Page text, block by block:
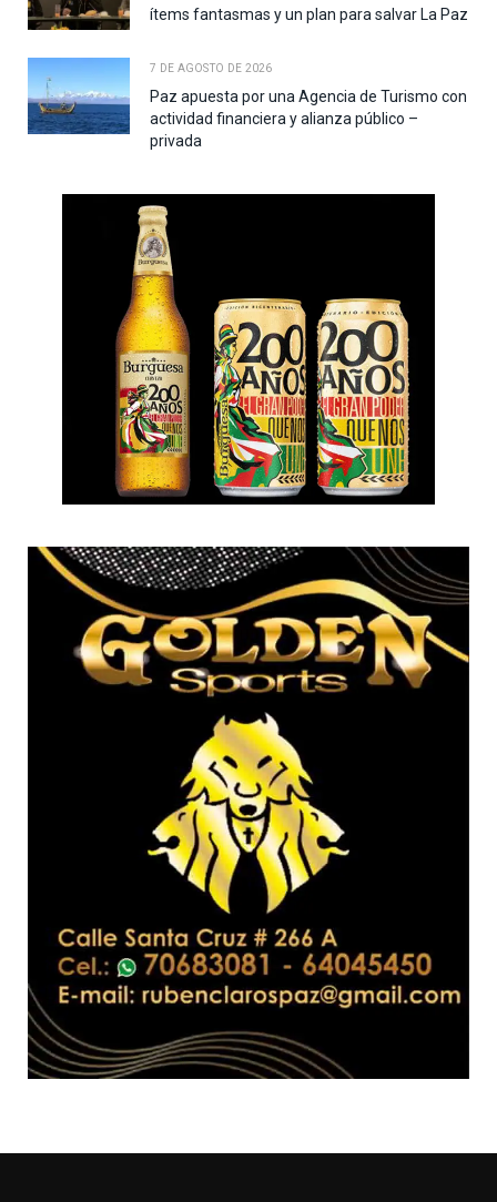
ítems fantasmas y un plan para salvar La Paz
7 DE AGOSTO DE 2026
Paz apuesta por una Agencia de Turismo con
actividad financiera y alianza público –
privada